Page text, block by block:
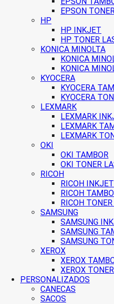
EPSON
HP
HP INKJET
HP TONER
KONICA MINOLTA
KONICA
KONICA
KYOCERA
KYOCERA
KYOCERA
LEXMARK
LEXMARK
LEXMARK
LEXMARK
OKI
OKI TAMBOR
OKI TONER
RICOH
RICOH INKJET
RICOH
RICOH
SAMSUNG
SAMSUNG
SAMSUNG
SAMSUNG
XEROX
XEROX
XEROX
PERSONALIZADOS
CANECAS
SACOS